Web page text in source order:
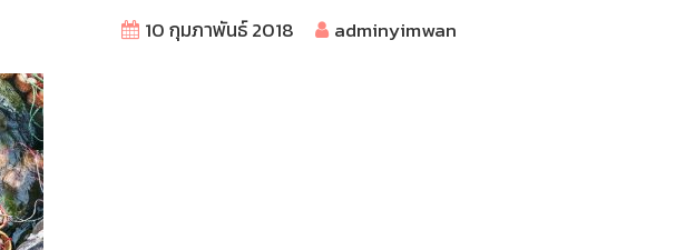
10 กุมภาพันธ์ 2018 adminyimwan